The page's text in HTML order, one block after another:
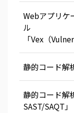
Webアプリケ
ル
「Vex（
静的コード解
静的コード解
SAST/SAQT」